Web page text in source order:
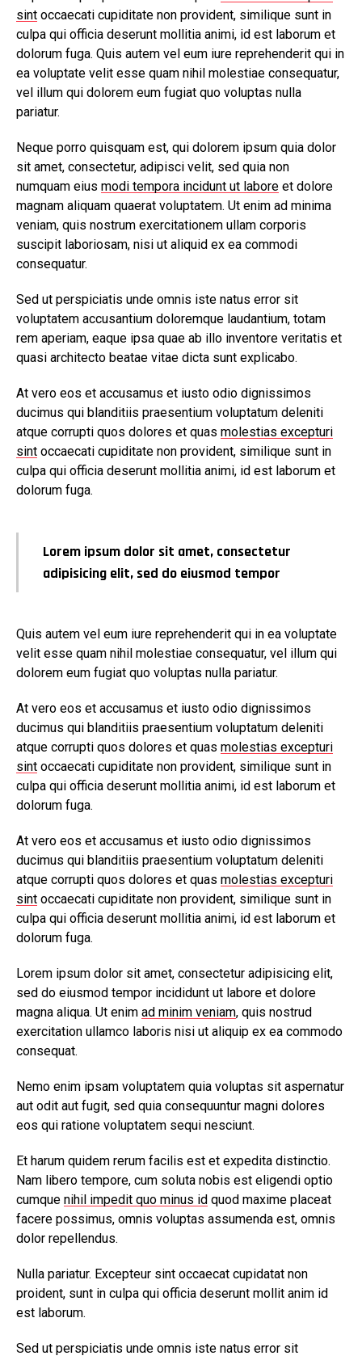
sint occaecati cupiditate non provident, similique sunt in
culpa qui officia deserunt mollitia animi, id est laborum et
dolorum fuga. Quis autem vel eum iure reprehenderit qui in
ea voluptate velit esse quam nihil molestiae consequatur,
vel illum qui dolorem eum fugiat quo voluptas nulla
pariatur.
Neque porro quisquam est, qui dolorem ipsum quia dolor
sit amet, consectetur, adipisci velit, sed quia non
numquam eius modi tempora incidunt ut labore et dolore
magnam aliquam quaerat voluptatem. Ut enim ad minima
veniam, quis nostrum exercitationem ullam corporis
suscipit laboriosam, nisi ut aliquid ex ea commodi
consequatur.
Sed ut perspiciatis unde omnis iste natus error sit
voluptatem accusantium doloremque laudantium, totam
rem aperiam, eaque ipsa quae ab illo inventore veritatis et
quasi architecto beatae vitae dicta sunt explicabo.
At vero eos et accusamus et iusto odio dignissimos
ducimus qui blanditiis praesentium voluptatum deleniti
atque corrupti quos dolores et quas molestias excepturi
sint occaecati cupiditate non provident, similique sunt in
culpa qui officia deserunt mollitia animi, id est laborum et
dolorum fuga.
Lorem ipsum dolor sit amet, consectetur
adipisicing elit, sed do eiusmod tempor
Quis autem vel eum iure reprehenderit qui in ea voluptate
velit esse quam nihil molestiae consequatur, vel illum qui
dolorem eum fugiat quo voluptas nulla pariatur.
At vero eos et accusamus et iusto odio dignissimos
ducimus qui blanditiis praesentium voluptatum deleniti
atque corrupti quos dolores et quas molestias excepturi
sint occaecati cupiditate non provident, similique sunt in
culpa qui officia deserunt mollitia animi, id est laborum et
dolorum fuga.
At vero eos et accusamus et iusto odio dignissimos
ducimus qui blanditiis praesentium voluptatum deleniti
atque corrupti quos dolores et quas molestias excepturi
sint occaecati cupiditate non provident, similique sunt in
culpa qui officia deserunt mollitia animi, id est laborum et
dolorum fuga.
Lorem ipsum dolor sit amet, consectetur adipisicing elit,
sed do eiusmod tempor incididunt ut labore et dolore
magna aliqua. Ut enim ad minim veniam, quis nostrud
exercitation ullamco laboris nisi ut aliquip ex ea commodo
consequat.
Nemo enim ipsam voluptatem quia voluptas sit aspernatur
aut odit aut fugit, sed quia consequuntur magni dolores
eos qui ratione voluptatem sequi nesciunt.
Et harum quidem rerum facilis est et expedita distinctio.
Nam libero tempore, cum soluta nobis est eligendi optio
cumque nihil impedit quo minus id quod maxime placeat
facere possimus, omnis voluptas assumenda est, omnis
dolor repellendus.
Nulla pariatur. Excepteur sint occaecat cupidatat non
proident, sunt in culpa qui officia deserunt mollit anim id
est laborum.
Sed ut perspiciatis unde omnis iste natus error sit